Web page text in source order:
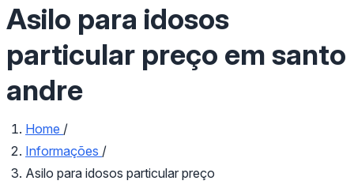
Asilo para idosos
particular preço em santo
andre
Home /
Informações /
Asilo para idosos particular preço